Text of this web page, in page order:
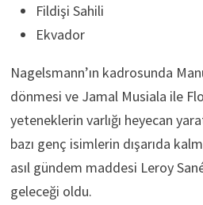
Fildişi Sahili
Ekvador
Nagelsmann’ın kadrosunda
dönmesi ve Jamal Musiala ile
yeteneklerin varlığı heyecan
bazı genç isimlerin dışarıda
asıl gündem maddesi Leroy
geleceği oldu.